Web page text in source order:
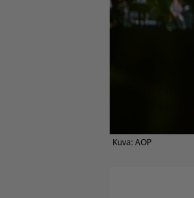
Kuva: AOP